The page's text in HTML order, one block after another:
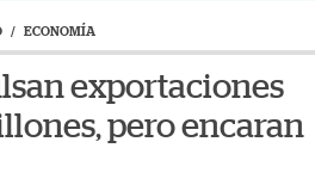
/ ECONOMÍA
exportaciones
pero encaran